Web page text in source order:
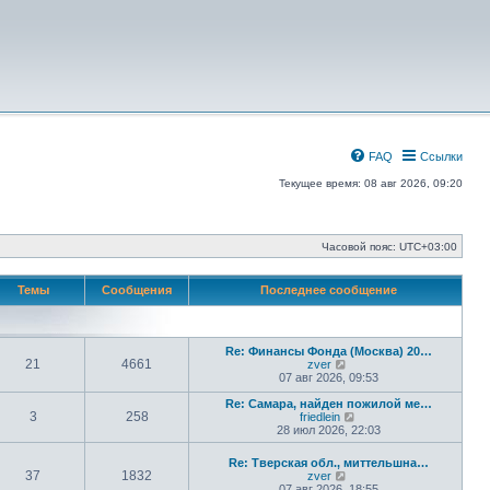
Ссылки
FAQ
Текущее время: 08 авг 2026, 09:20
Часовой пояс: UTC+03:00
Темы Сообщения Последнее сообщение
21 4661
Re: Финансы Фонда (Москва) 20…
zver
е
р
е
й
т
и
п
07 авг 2026, 09:53
3 258
Re: Самара, найден пожилой ме…
friedlein
е
р
й
28 июл 2026, 22:03
37 1832
Re: Тверская обл., миттельшна…
zver